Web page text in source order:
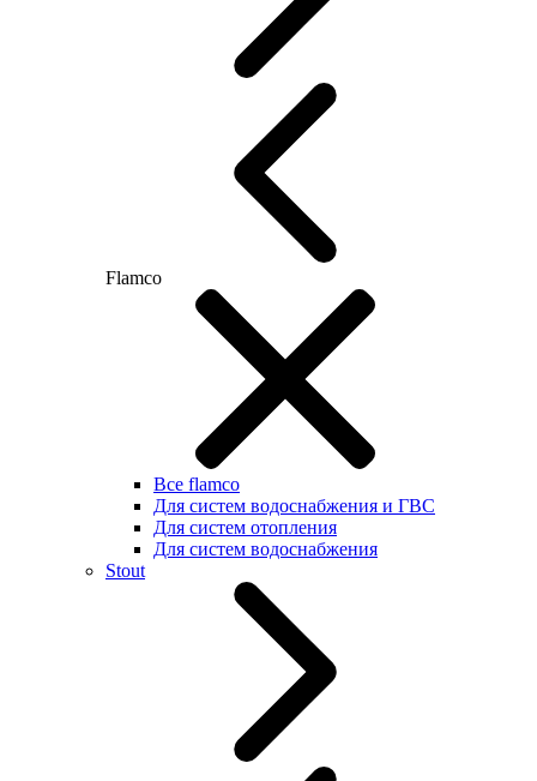
Flamco
Все flamco
Для систем водоснабжения и ГВС
Для систем отопления
Для систем водоснабжения
Stout